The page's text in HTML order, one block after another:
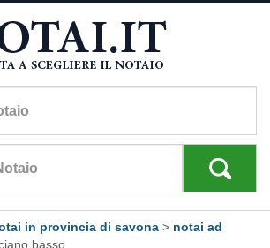
in provincia di savona > notai ad
basso